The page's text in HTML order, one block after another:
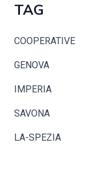
TAG
COOPERATIVE
GENOVA
IMPERIA
SAVONA
LA-SPEZIA